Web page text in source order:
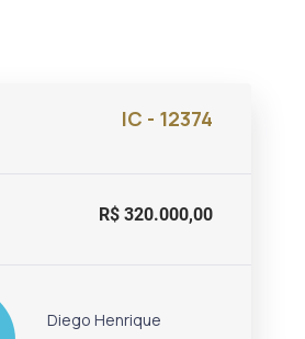
IC - 12374
R$ 320.000,00
Diego Henrique